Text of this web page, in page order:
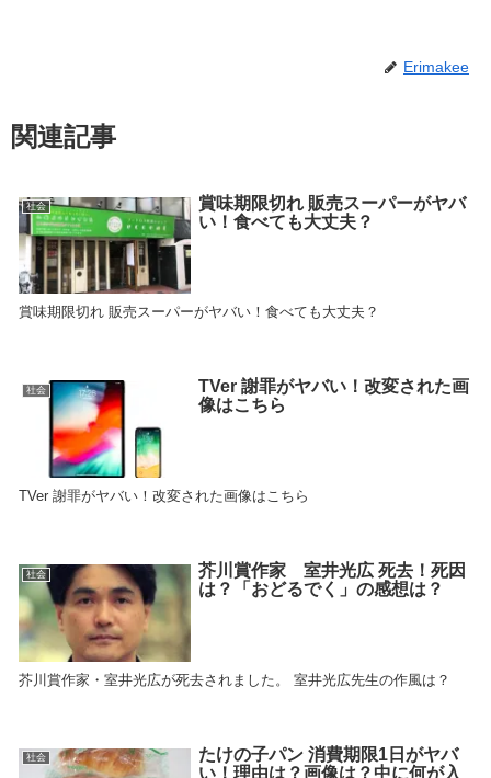
Erimakee
関連記事
社会
賞味期限切れ 販売スーパーがヤバ
い！食べても大丈夫？
賞味期限切れ 販売スーパーがヤバい！食べても大丈夫？
社会
TVer 謝罪がヤバい！改変された画
像はこちら
TVer 謝罪がヤバい！改変された画像はこちら
社会
芥川賞作家 室井光広 死去！死因
は？「おどるでく」の感想は？
芥川賞作家・室井光広が死去されました。 室井光広先生の作風は？
社会
たけの子パン 消費期限1日がヤバ
い！理由は？画像は？中に何が入